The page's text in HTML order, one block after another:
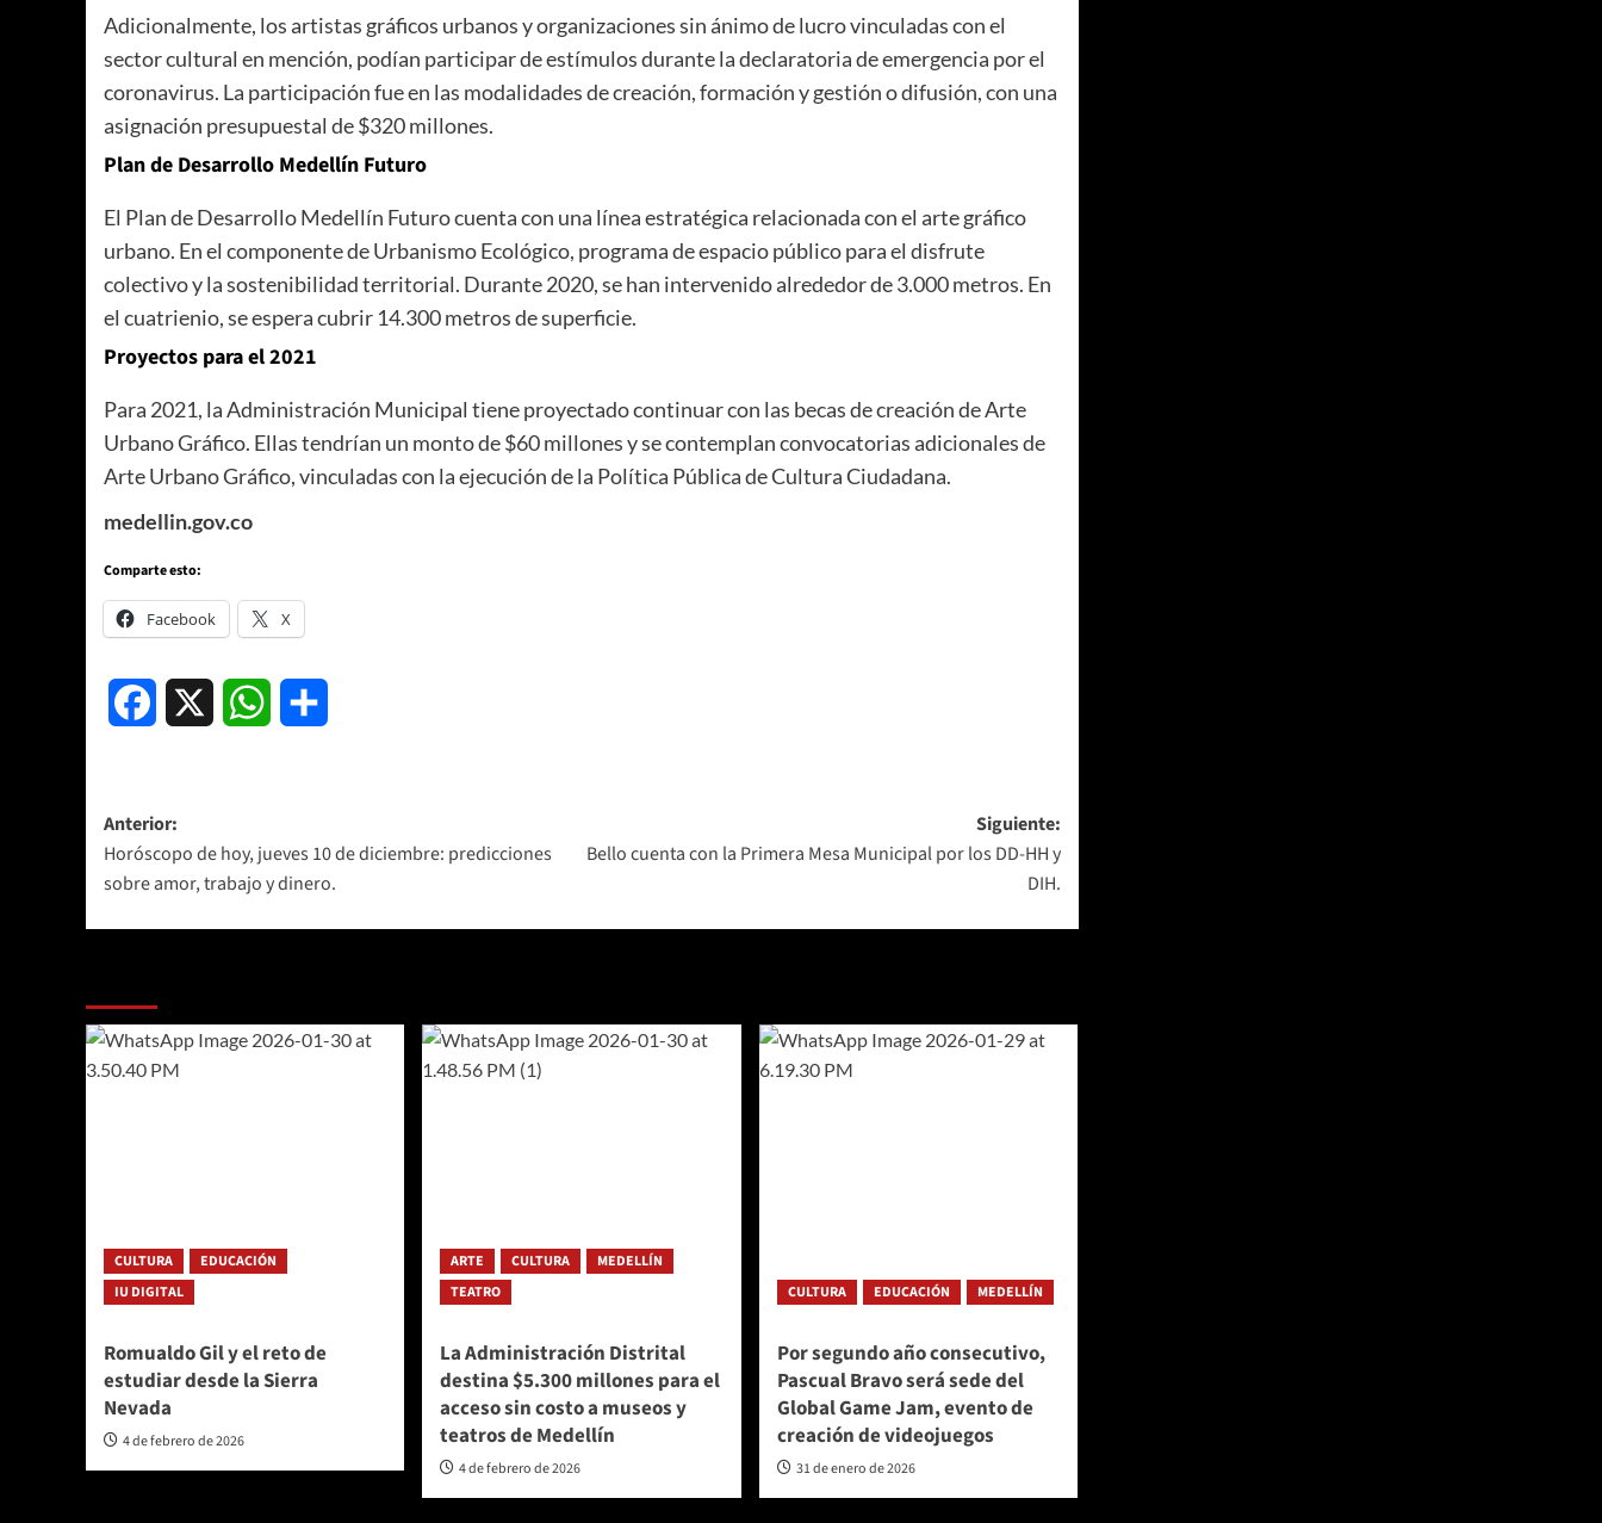
Adicionalmente, los artistas gráficos urbanos y organizaciones sin ánimo de lucro vinculadas con el
sector cultural en mención, podían participar de estímulos durante la declaratoria de emergencia por el
coronavirus. La participación fue en las modalidades de creación, formación y gestión o difusión, con una
asignación presupuestal de $320 millones.
Plan de Desarrollo Medellín Futuro
El Plan de Desarrollo Medellín Futuro cuenta con una línea estratégica relacionada con el arte gráfico
urbano. En el componente de Urbanismo Ecológico, programa de espacio público para el disfrute
colectivo y la sostenibilidad territorial. Durante 2020, se han intervenido alrededor de 3.000 metros. En
el cuatrienio, se espera cubrir 14.300 metros de superficie.
Proyectos para el 2021
Para 2021, la Administración Municipal tiene proyectado continuar con las becas de creación de Arte
Urbano Gráfico. Ellas tendrían un monto de $60 millones y se contemplan convocatorias adicionales de
Arte Urbano Gráfico, vinculadas con la ejecución de la Política Pública de Cultura Ciudadana.
medellin.gov.co
Comparte esto:
Facebook X
Facebook WhatsApp
Navegación
de
entradas
Anterior:
Horóscopo de hoy, jueves 10 de diciembre: predicciones
sobre amor, trabajo y dinero.
Siguiente:
Bello cuenta con la Primera Mesa Municipal por los DD-HH y
DIH.
CULTURA
EDUCACIÓN
IU DIGITAL
Romualdo Gil y el reto de
estudiar desde la Sierra
Nevada
4 de febrero de 2026
ARTE CULTURA
MEDELLÍN
TEATRO
La Administración Distrital
destina $5.300 millones para el
acceso sin costo a museos y
teatros de Medellín
4 de febrero de 2026
CULTURA EDUCACIÓN MEDELLÍN
Por segundo año consecutivo,
Pascual Bravo será sede del
Global Game Jam, evento de
creación de videojuegos
31 de enero de 2026